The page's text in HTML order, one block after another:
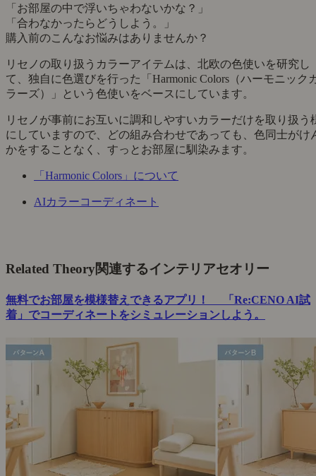
「お部屋の中で浮いちゃわないかな？」
「合わなかったらどうしよう。」
購入前のこんなお悩みはありませんか？
リセノの取り扱うカラーアイテムは、北欧の色使いを研究し
て、独自に色選びを行った「Harmonic Colors（ハーモニック
ラーズ）」という色使いをベースにしています。
リセノが事前にお互いに調和しやすいカラーだけを取り扱う
にしていますので、どの組み合わせであっても、色同士がけ
かをすることなく、すっとお部屋に馴染みます。
「Harmonic Colors」について
AIカラーコーディネート
Related Theory関連するインテリアセオリー
無料でお部屋を模様替えできるアプリ！ 「Re:CENO AI試
着」でコーディネートをシミュレーションしよう。